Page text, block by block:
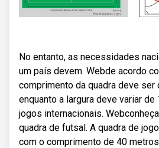
No entanto, as necessidades
um país devem. Webde acordo
comprimento da quadra deve ser
enquanto a largura deve variar
jogos internacionais.
quadra de futsal. A quadra de
com o comprimento de 40